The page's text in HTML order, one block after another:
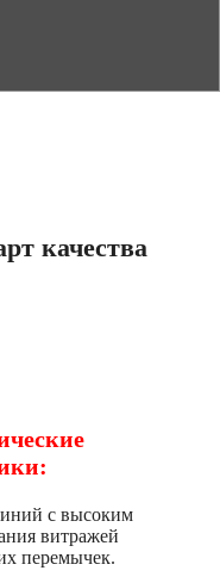
качества
с высоким
витражей
перемычек.